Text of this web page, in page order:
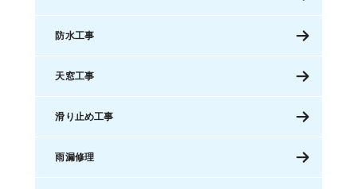
防水工事
天窓工事
滑り止め工事
雨漏修理